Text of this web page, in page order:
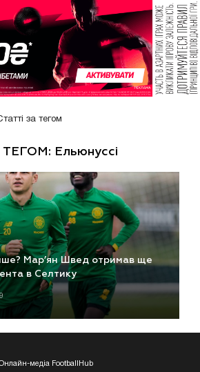
за тегом
ТЕГОМ: Ельюнуссі
Мар’ян Швед отримав ще
в Селтику
медіа FootballHub